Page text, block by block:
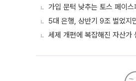
가입 문턱 낮추는 토스 페이
5대 은행, 상반기 9조 벌었지
세제 개편에 복잡해진 자산가